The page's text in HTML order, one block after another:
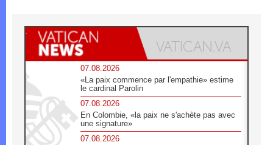
07.08.2026
«La paix commence par l'empathie» estime
le cardinal Parolin
07.08.2026
En Colombie, «la paix ne s'achète pas avec
une signature»
07.08.2026